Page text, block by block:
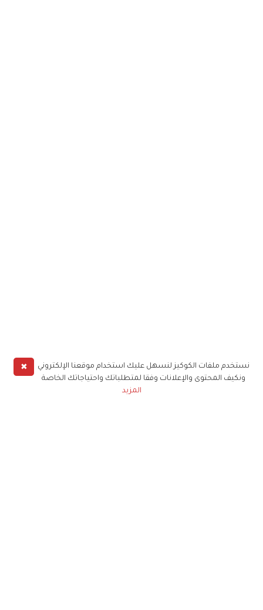
✖
نستخدم ملفات الكوكيز لنسهل عليك استخدام موقعنا الإلكتروني
ونكيف المحتوى والإعلانات وفقا لمتطلباتك واحتياجاتك الخاصة
المزيد